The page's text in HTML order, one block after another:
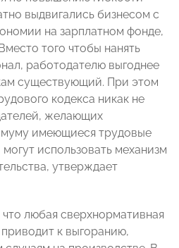
выдвигались бизнесом с
на зарплатном фонде,
того чтобы нанять
работодателю выгоднее
существующий. При этом
кодекса никак не
желающих
имеющиеся трудовые
использовать механизм
утверждает
любая сверхнормативная
к выгоранию,